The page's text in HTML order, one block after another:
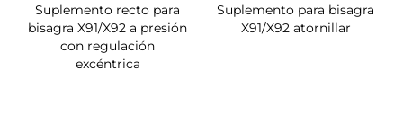
Suplemento recto para
bisagra X91/X92 a presión
con regulación
excéntrica
Suplemento para bisagra
X91/X92 atornillar